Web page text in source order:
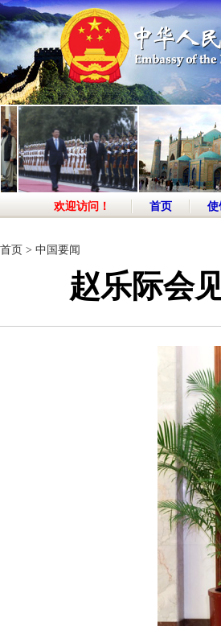
欢迎访问！ 首页 使
首页 > 中国要闻
赵乐际会